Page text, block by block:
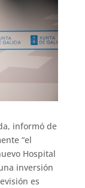
informó de
“el
Hospital
inversión
es